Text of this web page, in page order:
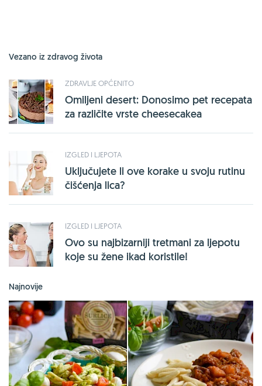
Vezano iz zdravog života
ZDRAVLJE OPĆENITO
Omiljeni desert: Donosimo pet recepata
za različite vrste cheesecakea
IZGLED I LJEPOTA
Uključujete li ove korake u svoju rutinu
čišćenja lica?
IZGLED I LJEPOTA
Ovo su najbizarniji tretmani za ljepotu
koje su žene ikad koristile!
Najnovije